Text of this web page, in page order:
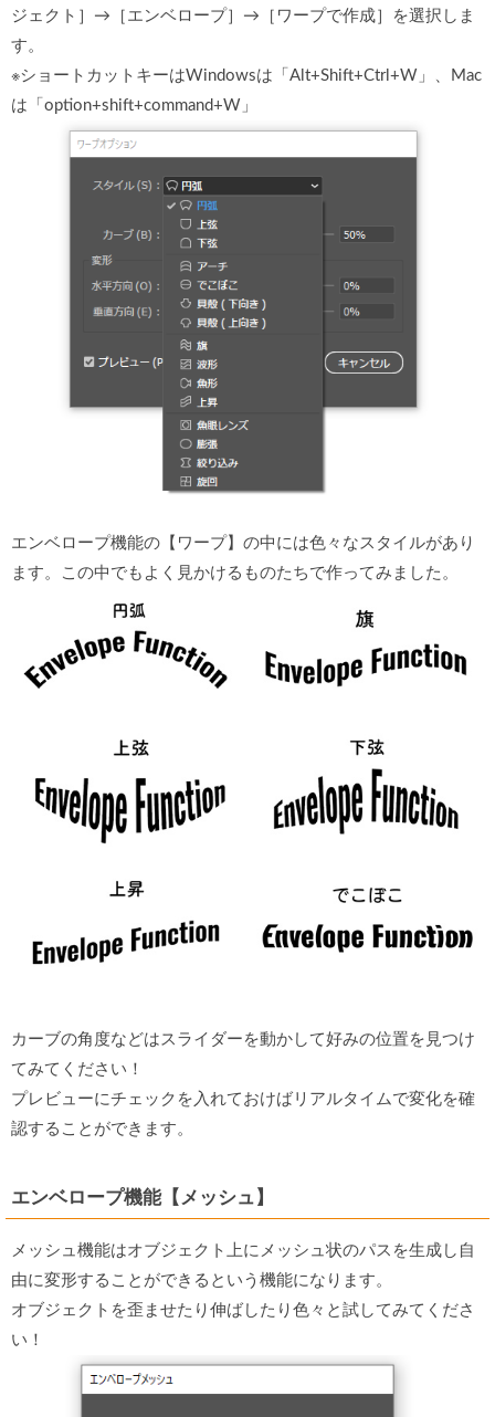
ジェクト］→［エンベロープ］→［ワープで作成］を選択しま
す。
※ショートカットキーはWindowsは「Alt+Shift+Ctrl+W」、Mac
は「option+shift+command+W」
エンベロープ機能の【ワープ】の中には色々なスタイルがあり
ます。この中でもよく見かけるものたちで作ってみました。
カーブの角度などはスライダーを動かして好みの位置を見つけ
てみてください！
プレビューにチェックを入れておけばリアルタイムで変化を確
認することができます。
エンベロープ機能【メッシュ】
メッシュ機能はオブジェクト上にメッシュ状のパスを生成し自
由に変形することができるという機能になります。
オブジェクトを歪ませたり伸ばしたり色々と試してみてくださ
い！